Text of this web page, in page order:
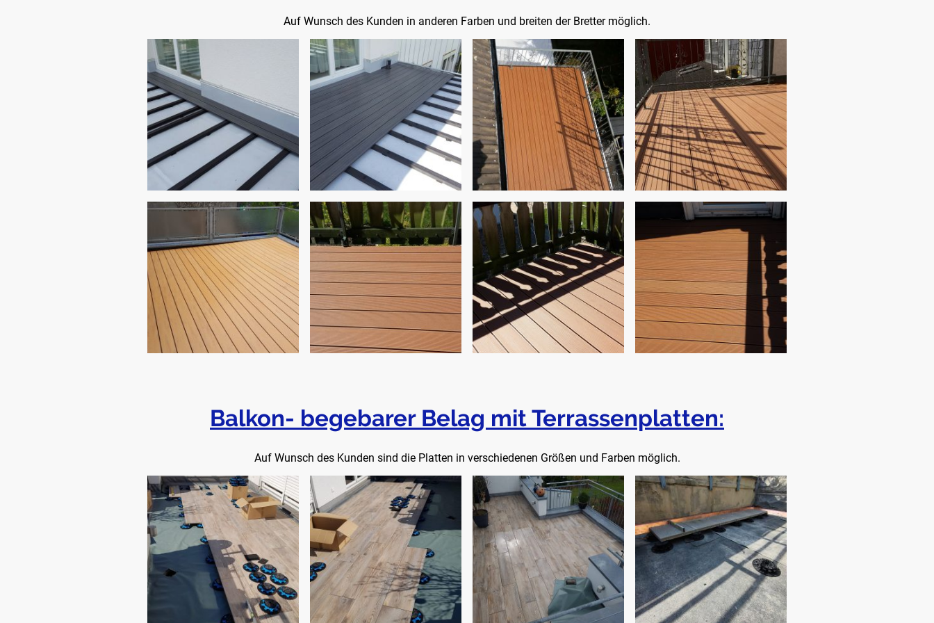
Auf Wunsch des Kunden in anderen Farben und breiten der Bretter möglich.
Balkon- begebarer Belag mit Terrassenplatten:
Auf Wunsch des Kunden sind die Platten in verschiedenen Größen und Farben möglich.